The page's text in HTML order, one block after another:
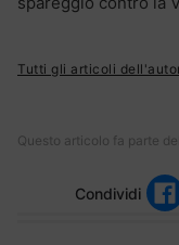
Tutti gli articoli
Questo articolo fa parte
Condividi